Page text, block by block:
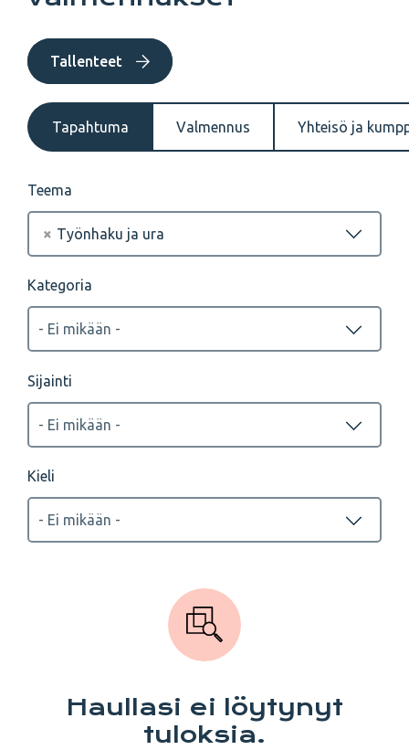
Tallenteet
Tapahtuma Valmennus Yhteisö ja
Teema
× Työnhaku ja ura
Kategoria
Sijainti
Kieli
Haullasi ei löytynyt
tuloksia.